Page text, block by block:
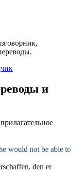
и
прилагательное
would not be able to
den er